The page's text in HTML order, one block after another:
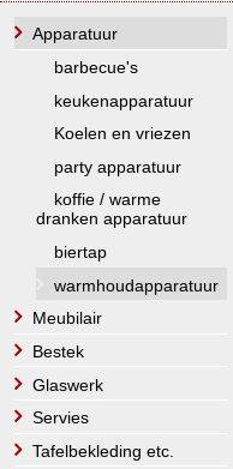
Apparatuur
barbecue's
keukenapparatuur
Koelen en vriezen
party apparatuur
koffie / warme
dranken apparatuur
biertap
warmhoudapparatuur
Meubilair
Bestek
Glaswerk
Servies
Tafelbekleding etc.